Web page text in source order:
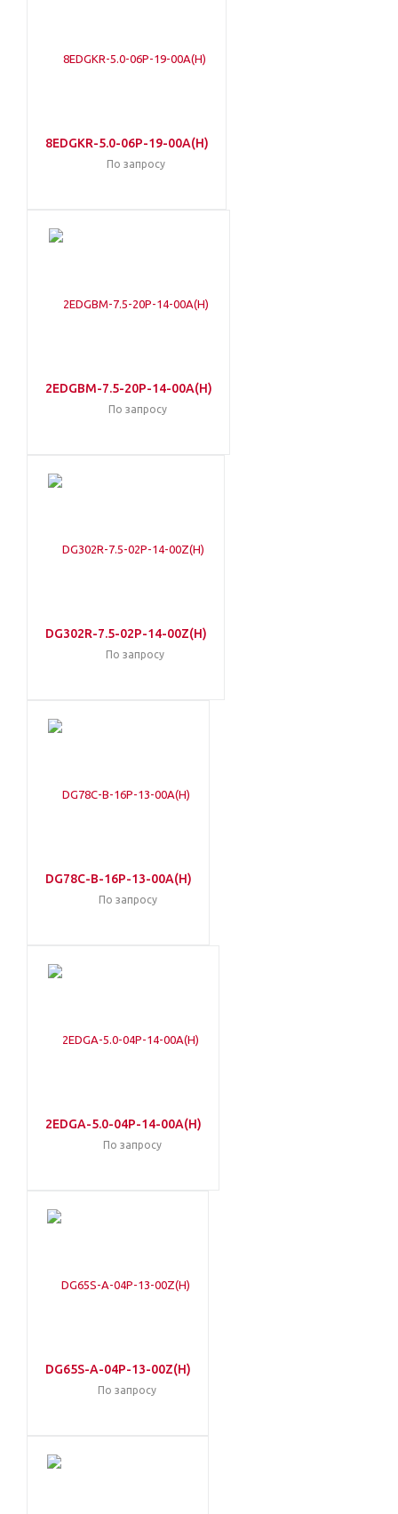
8EDGKR-5.0-06P-19-00A(H)
По запросу
2EDGBM-7.5-20P-14-00A(H)
По запросу
DG302R-7.5-02P-14-00Z(H)
По запросу
DG78C-B-16P-13-00A(H)
По запросу
2EDGA-5.0-04P-14-00A(H)
По запросу
DG65S-A-04P-13-00Z(H)
По запросу